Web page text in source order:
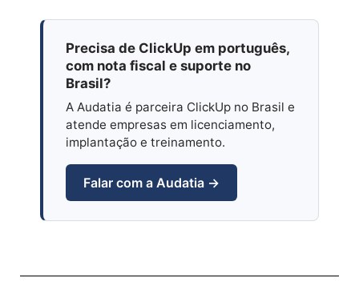
Precisa de ClickUp em português,
com nota fiscal e suporte no
Brasil?
A Audatia é parceira ClickUp no Brasil e
atende empresas em licenciamento,
implantação e treinamento.
Falar com a Audatia →